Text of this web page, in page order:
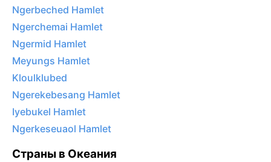
Ngerbeched Hamlet
Ngerchemai Hamlet
Ngermid Hamlet
Meyungs Hamlet
Kloulklubed
Ngerekebesang Hamlet
Iyebukel Hamlet
Ngerkeseuaol Hamlet
Страны в Океания